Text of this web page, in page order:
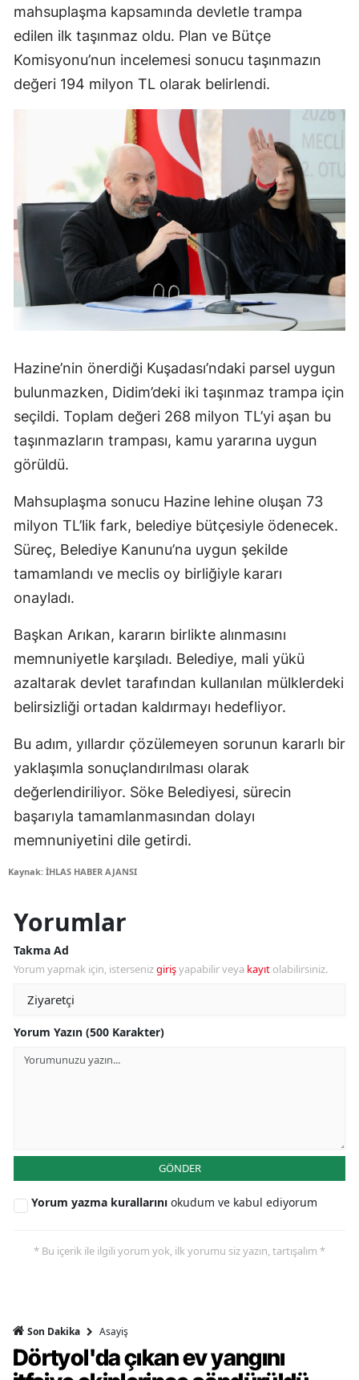
mahsuplaşma kapsamında devletle trampa
edilen ilk taşınmaz oldu. Plan ve Bütçe
Komisyonu’nun incelemesi sonucu taşınmazın
değeri 194 milyon TL olarak belirlendi.
Hazine’nin önerdiği Kuşadası’ndaki parsel uygun
bulunmazken, Didim’deki iki taşınmaz trampa için
seçildi. Toplam değeri 268 milyon TL’yi aşan bu
taşınmazların trampası, kamu yararına uygun
görüldü.
Mahsuplaşma sonucu Hazine lehine oluşan 73
milyon TL’lik fark, belediye bütçesiyle ödenecek.
Süreç, Belediye Kanunu’na uygun şekilde
tamamlandı ve meclis oy birliğiyle kararı
onayladı.
Başkan Arıkan, kararın birlikte alınmasını
memnuniyetle karşıladı. Belediye, mali yükü
azaltarak devlet tarafından kullanılan mülklerdeki
belirsizliği ortadan kaldırmayı hedefliyor.
Bu adım, yıllardır çözülemeyen sorunun kararlı bir
yaklaşımla sonuçlandırılması olarak
değerlendiriliyor. Söke Belediyesi, sürecin
başarıyla tamamlanmasından dolayı
memnuniyetini dile getirdi.
Kaynak: İHLAS HABER AJANSI
Yorumlar
Takma Ad
Yorum yapmak için, istersenizgirişyapabilir veya kayıt olabilirsiniz.
Yorum Yazın (500 Karakter)
GÖNDER
Yorum yazma kurallarını okudum ve kabul ediyorum
* Bu içerik ile ilgili yorum yok, ilk yorumu siz yazın, tartışalım *
Son Dakika Asayiş
Dörtyol'da çıkan ev yangını